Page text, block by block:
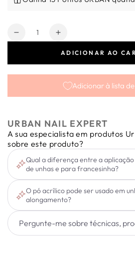
Quantidade
Diminuir
Cover
45g
Aumentar
quantidade
Powder
Cover
45g
ADICIONAR AO
Adicionar à lista
URBAN NAIL EXPERT
A sua especialista em produtos
sobre este produto?
Qual a diferença entre a
de unhas e para francesinha?
O pó acrílico pode ser usado em
alongamento?